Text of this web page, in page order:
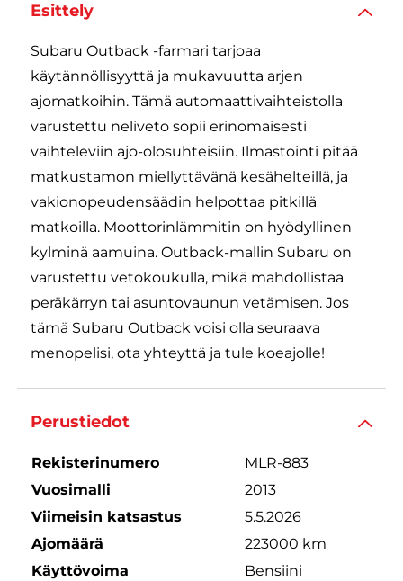
Esittely
Subaru Outback -farmari tarjoaa
käytännöllisyyttä ja mukavuutta arjen
ajomatkoihin. Tämä automaattivaihteistolla
varustettu neliveto sopii erinomaisesti
vaihteleviin ajo-olosuhteisiin. Ilmastointi pitää
matkustamon miellyttävänä kesähelteillä, ja
vakionopeudensäädin helpottaa pitkillä
matkoilla. Moottorinlämmitin on hyödyllinen
kylminä aamuina. Outback-mallin Subaru on
varustettu vetokoukulla, mikä mahdollistaa
peräkärryn tai asuntovaunun vetämisen. Jos
tämä Subaru Outback voisi olla seuraava
menopelisi, ota yhteyttä ja tule koeajolle!
Perustiedot
Rekisterinumero
MLR-883
Vuosimalli
2013
Viimeisin katsastus
5.5.2026
Ajomäärä
223000 km
Käyttövoima
Bensiini